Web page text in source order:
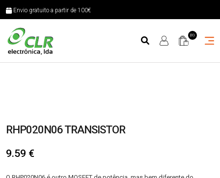
Envio gratuito a partir de 100€
(0)
RHP020N06 TRANSISTOR
9.59 €